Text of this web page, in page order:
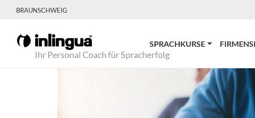
BRAUNSCHWEIG
Ihr Personal Coach für Spracherfolg
SPRACHKURSE